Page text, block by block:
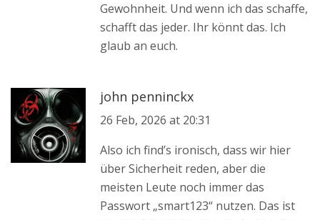
Gewohnheit. Und wenn ich das schaffe,
schafft das jeder. Ihr könnt das. Ich
glaub an euch.
john penninckx
26 Feb, 2026 at 20:31
Also ich find’s ironisch, dass wir hier
über Sicherheit reden, aber die
meisten Leute noch immer das
Passwort „smart123“ nutzen. Das ist